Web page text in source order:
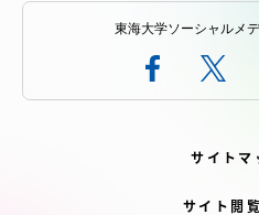
東海大学ソーシャルメ
サイトマ
サイト閲